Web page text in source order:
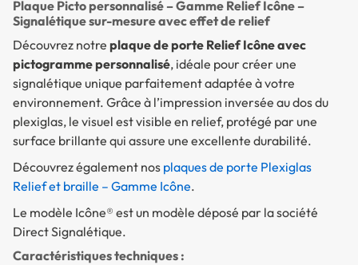
Plaque Picto personnalisé – Gamme Relief Icône –
Signalétique sur-mesure avec effet de relief
Découvrez notre plaque de porte Relief Icône avec
pictogramme personnalisé, idéale pour créer une
signalétique unique parfaitement adaptée à votre
environnement. Grâce à l’impression inversée au dos du
plexiglas, le visuel est visible en relief, protégé par une
surface brillante qui assure une excellente durabilité.
Découvrez également nos plaques de porte Plexiglas
Relief et braille – Gamme Icône.
Le modèle Icône® est un modèle déposé par la société
Direct Signalétique.
Caractéristiques techniques :